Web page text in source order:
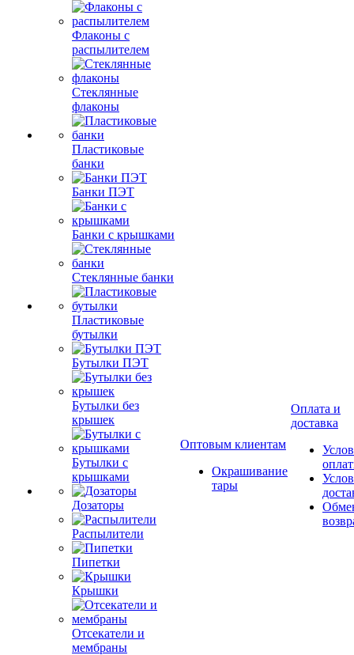
Флаконы с
распылителем
Стеклянные
флаконы
Пластиковые
банки
Банки ПЭТ
Банки с крышками
Стеклянные банки
Пластиковые
бутылки
Бутылки ПЭТ
Бутылки без
крышек
Бутылки с
крышками
Дозаторы
Распылители
Пипетки
Крышки
Отсекатели и
мембраны
Оптовым клиентам
Окрашивание
тары
Оплата и
доставка